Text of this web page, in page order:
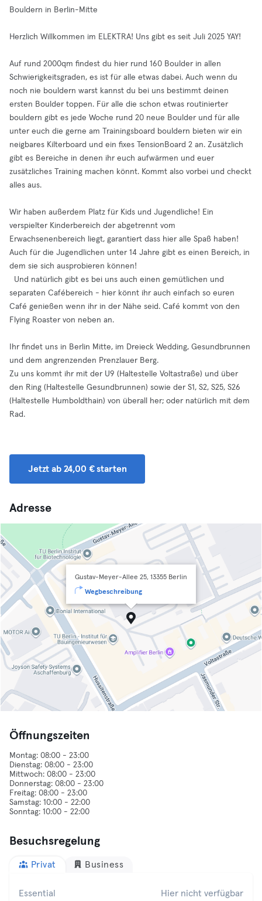
Bouldern in Berlin-Mitte
Herzlich Willkommen im ELEKTRA! Uns gibt es seit Juli 2025 YAY!
Auf rund 2000qm findest du hier rund 160 Boulder in allen
Schwierigkeitsgraden, es ist für alle etwas dabei. Auch wenn du
noch nie bouldern warst kannst du bei uns bestimmt deinen
ersten Boulder toppen. Für alle die schon etwas routinierter
bouldern gibt es jede Woche rund 20 neue Boulder und für alle
unter euch die gerne am Trainingsboard bouldern bieten wir ein
neigbares Kilterboard und ein fixes TensionBoard 2 an. Zusätzlich
gibt es Bereiche in denen ihr euch aufwärmen und euer
zusätzliches Training machen könnt. Kommt also vorbei und checkt
alles aus.
Wir haben außerdem Platz für Kids und Jugendliche! Ein
verspielter Kinderbereich der abgetrennt vom
Erwachsenenbereich liegt, garantiert dass hier alle Spaß haben!
Auch für die Jugendlichen unter 14 Jahre gibt es einen Bereich, in
dem sie sich ausprobieren können!
Und natürlich gibt es bei uns auch einen gemütlichen und
separaten Cafébereich - hier könnt ihr auch einfach so euren
Café genießen wenn ihr in der Nähe seid. Café kommt von den
Flying Roaster von neben an.
Ihr findet uns in Berlin Mitte, im Dreieck Wedding, Gesundbrunnen
und dem angrenzenden Prenzlauer Berg.
Zu uns kommt ihr mit der U9 (Haltestelle Voltastraße) und über
den Ring (Haltestelle Gesundbrunnen) sowie der S1, S2, S25, S26
(Haltestelle Humboldthain) von überall her; oder natürlich mit dem
Rad.
Jetzt ab 24,00 € starten
Adresse
Gustav-Meyer-Allee 25, 13355 Berlin
Wegbeschreibung
Öffnungszeiten
Montag: 08:00 - 23:00
Dienstag: 08:00 - 23:00
Mittwoch: 08:00 - 23:00
Donnerstag: 08:00 - 23:00
Freitag: 08:00 - 23:00
Samstag: 10:00 - 22:00
Besuchsregelung
Privat Business
Essential Hier nicht verfügbar